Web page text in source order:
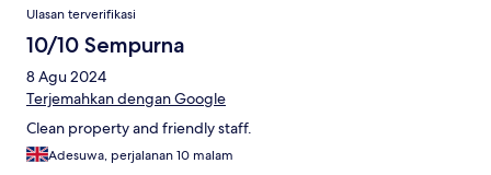
Ulasan terverifikasi
10/10 Sempurna
8 Agu 2024
Terjemahkan dengan Google
Clean property and friendly staff.
Adesuwa, perjalanan 10 malam